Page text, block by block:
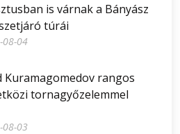
is várnak a Bányász
túrái
08-04
Kuramagomedov rangos
tornagyőzelemmel
03